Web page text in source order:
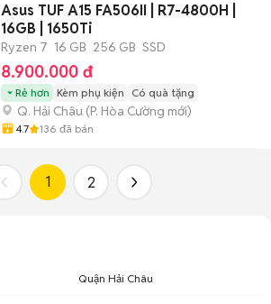
Asus TUF A15 FA506II | R7-4800H |
16GB | 1650Ti
Ryzen 7 16 GB 256 GB SSD
8.900.000 đ
Rẻ hơn Kèm phụ kiện Có quà tặng
Q. Hải Châu (P. Hòa Cường mới)
4.7 136 đã bán
1 2
Quận Hải Châu